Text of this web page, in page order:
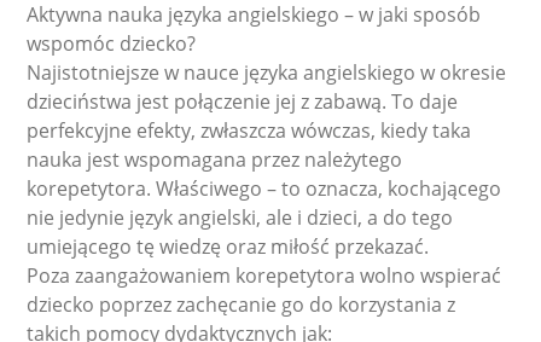
Aktywna nauka języka angielskiego – w jaki sposób
wspomóc dziecko?
Najistotniejsze w nauce języka angielskiego w okresie
dzieciństwa jest połączenie jej z zabawą. To daje
perfekcyjne efekty, zwłaszcza wówczas, kiedy taka
nauka jest wspomagana przez należytego
korepetytora. Właściwego – to oznacza, kochającego
nie jedynie język angielski, ale i dzieci, a do tego
umiejącego tę wiedzę oraz miłość przekazać.
Poza zaangażowaniem korepetytora wolno wspierać
dziecko poprzez zachęcanie go do korzystania z
takich pomocy dydaktycznych jak: